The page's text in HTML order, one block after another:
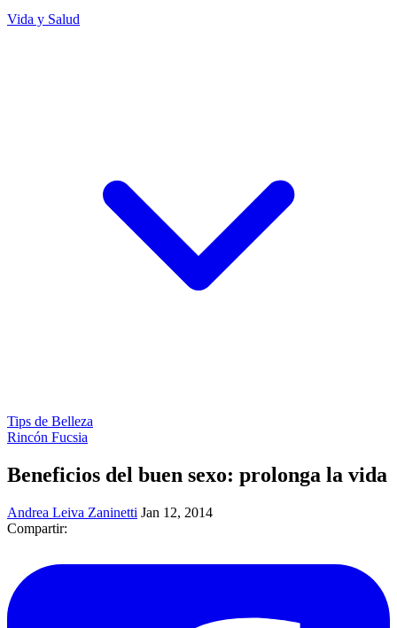
Vida y Salud
Tips de Belleza
Rincón Fucsia
Beneficios del buen sexo: prolonga la vida
Andrea Leiva Zaninetti Jan 12, 2014
Compartir: